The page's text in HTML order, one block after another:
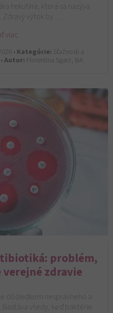
tekutina, ktorá sa nazýva
Zdravý výtok by…
viac
•Kategórie: Sťažnosti a
Autor: Florentina Sgarz, BA
problém,
zdravie
dôsledkom nesprávneho a
Nastáva vtedy, keď baktérie